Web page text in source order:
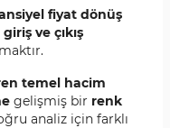
fiyat dönüş
giriş ve çıkış
temel hacim
gelişmiş bir renk
analiz için farklı